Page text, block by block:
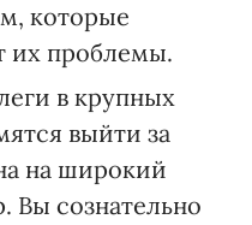
которые
их проблемы.
в крупных
выйти за
на широкий
Вы сознательно